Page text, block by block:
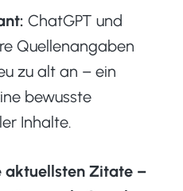
ChatGPT und
Quellenangaben
zu alt an – ein
bewusste
Inhalte.
aktuellsten Zitate –